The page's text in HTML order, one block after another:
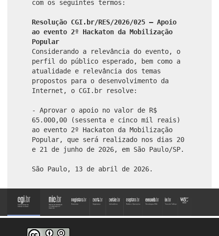
com os seguintes termos:
Resolução CGI.br/RES/2026/025 – Apoio
ao evento 2º Hackaton da Mobilização
Popular
Considerando a relevância do evento, o
perfil do público esperado, bem como a
atualidade e relevância dos temas
propostos para o desenvolvimento da
Internet, o CGI.br resolve:
- Aprovar o apoio no valor de R$
65.000,00 (sessenta e cinco mil reais)
ao evento 2º Hackaton da Mobilização
Popular, que será realizado nos dias 20
e 21 de junho de 2026, em São Paulo/SP.
São Paulo, 13 de abril de 2026.